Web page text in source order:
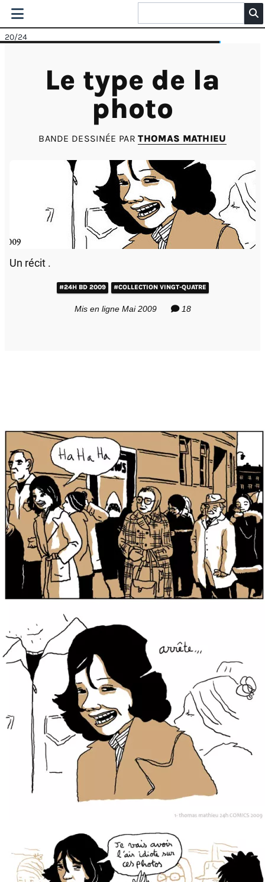
20/24
Le type de la
photo
BANDE DESSINÉE PARTHOMAS MATHIEU
Un récit .
#24H BD 2009 #COLLECTION VINGT-QUATRE
Mis en ligne Mai 2009 18